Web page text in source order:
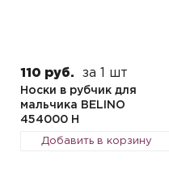
110 руб. за 1 шт
Носки в рубчик для
мальчика BELINO
454000 H
Добавить в корзину